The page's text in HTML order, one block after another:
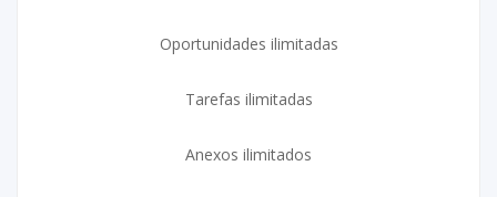
Oportunidades ilimitadas
Tarefas ilimitadas
Anexos ilimitados